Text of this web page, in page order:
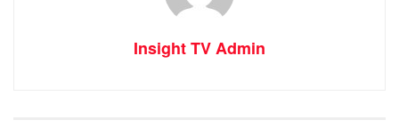
Insight TV Admin